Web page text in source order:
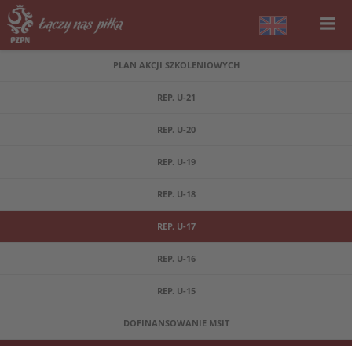
PLAN AKCJI SZKOLENIOWYCH
REP. U-21
REP. U-20
REP. U-19
REP. U-18
REP. U-17
REP. U-16
REP. U-15
DOFINANSOWANIE MSIT